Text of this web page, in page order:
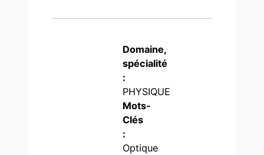
Domaine,
spécialité
:
PHYSIQUE
Mots-
Clés
:
Optique